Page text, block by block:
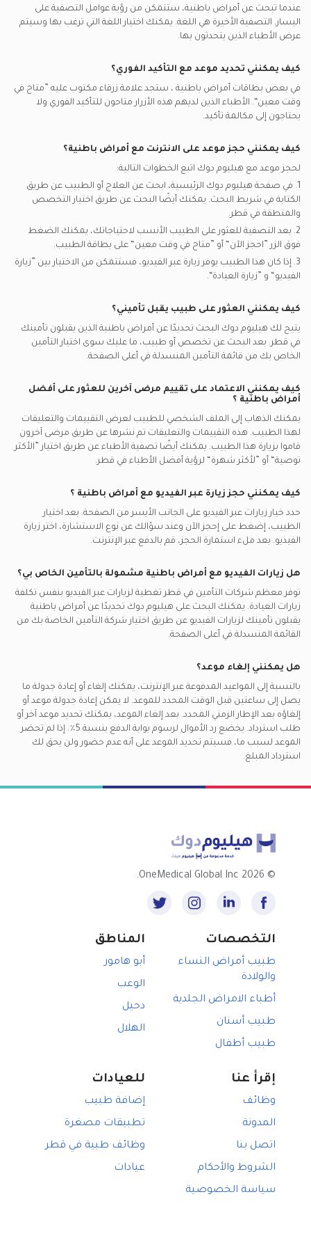
ليبانو-سويس يدعم تأمين اطباء باطنية
شركة قطر الإسلامية للتأمين - ق ي ي س يدعم تأمين اطباء باطنية
عندما تبحث عن أمراض باطنية، ستتمكن من رؤية عوامل التصفية على
اليسار. التصفية الأخيرة هي اللغة. يمكنك اختيار اللغة التي ترغب بها وسيتم
عرض الأطباء الذين يتحدثون بها.
كيف يمكنني تحديد موعد مع التأكيد الفوري؟
في بعض بطاقات أمراض باطنية ، ستجد علامة زرقاء مكتوب عليه ”متاح في
وقت معين“. الأطباء الذين لديهم هذه الأزرار متاحون للتأكيد الفوري ولا
يحتاجون إلى مكالمة تأكيد.
كيف يمكنني حجز موعد على الانترنت مع أمراض باطنية؟
لحجز موعد مع هيليوم دوك اتبع الخطوات التالية:
1. في صفحة هيليوم دوك الرئيسية، ابحث عن العلاج أو الطبيب عن طريق
الكتابة في شريط البحث. يمكنك أيضًا البحث عن طريق اختيار التخصص
والمنطقة في قطر.
2. بعد التصفية للعثور على الطبيب الأنسب لاحتياجاتك، يمكنك الضغط
فوق الزر ”احجز الآن“ أو ”متاح في وقت معين“ على بطاقة الطبيب.
3. إذا كان هذا الطبيب يوفر زيارة عبر الفيديو، فستتمكن من الاختيار بين ”زيارة
الفيديو“ و ”زيارة العيادة“.
كيف يمكنني العثور على طبيب يقبل تأميني؟
يتيح لك هيليوم دوك البحث تحديدًا عن أمراض باطنية الذين يقبلون تأمينك
في قطر. بعد البحث عن تخصص أو طبيب، ما عليك سوى اختيار التأمين
الخاص بك من قائمة التأمين المنسدلة في أعلى الصفحة.
كيف يمكنني الاعتماد على تقييم مرضى آخرين للعثور على أفضل
أمراض باطنية ؟
يمكنك الذهاب إلى الملف الشخصي للطبيب لعرض التقييمات والتعليقات
لهذا الطبيب. هذه التقييمات والتعليقات تم نشرها عن طريق مرضى آخرون
قاموا بزيارة هذا الطبيب. يمكنك أيضًا تصفية الأطباء عن طريق اختيار ”الأكثر
توصية“ أو ”لأكثر شهرة“ لرؤية أفضل الأطباء في قطر.
كيف يمكنني حجز زيارة عبر الفيديو مع أمراض باطنية ؟
حدد خيار زيارات عبر الفيديو على الجانب الأيسر من الصفحة. بعد اختيار
الطبيب، إضغط على إحجز الآن وعند سؤالك عن نوع الاستشارة، اختر زيارة
الفيديو. بعد ملء استمارة الحجز، قم بالدفع عبر الإنترنت.
هل زيارات الفيديو مع أمراض باطنية مشمولة بالتأمين الخاص بي؟
توفر معظم شركات التأمين في قطر تغطية لزيارات عبر الفيديو بنفس تكلفة
زيارات العيادة. يمكنك البحث على هيليوم دوك تحديدًا عن أمراض باطنية
يقبلون تأمينك لزيارات الفيديو عن طريق اختيار شركة التأمين الخاصة بك من
القائمة المنسدلة في أعلى الصفحة.
هل يمكنني إلغاء موعد؟
بالنسبة إلى المواعيد المدفوعة عبر الإنترنت، يمكنك إلغاء أو إعادة جدولة ما
يصل إلى ساعتين قبل الوقت المحدد للموعد. لا يمكن إعادة جدولة موعد أو
إلغاؤه بعد الإطار الزمني المحدد. بعد إلغاء الموعد، يمكنك تحديد موعد آخر أو
طلب استرداد. يخضع رد الأموال لرسوم بوابة الدفع بنسبة 5٪. إذا لم تحضر
الموعد لسبب ما، فسيتم تحديد الموعد على أنه عدم حضور ولن يحق لك
استرداد المبلغ.
©
2026 OneMedical Global Inc.
التخصصات
طبيب أمراض النساء
والولادة
أطباء الامراض الجلدية
طبيب أسنان
طبيب أطفال
المناطق
أبو هامور
الوعب
دحيل
الهلال
إقرأ عنا
وظائف
المدونة
اتصل بنا
الشروط والأحكام
سياسة الخصوصية
للعيادات
إضافة طبيب
تطبيقات مصغرة
وظائف طبية في قطر
عيادات